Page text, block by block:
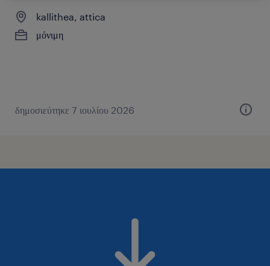
kallithea, attica
μόνιμη
δημοσιεύτηκε 7 ιουλίου 2026